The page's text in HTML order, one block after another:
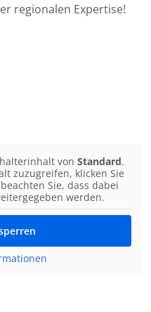
regionalen Expertise!
von Standard.
zuzugreifen, klicken Sie
Sie, dass dabei
werden.